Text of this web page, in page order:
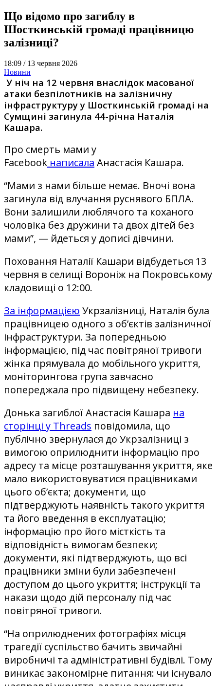
Що відомо про загиблу в
Шосткинській громаді працівницю
залізниці?
18:09 / 13 червня 2026
Новини
У ніч на 12 червня внаслідок масованої
атаки безпілотників на залізничну
інфраструктуру у Шосткинській громаді на
Сумщині загинула 44-річна Наталія
Кашара.
Про смерть мами у
Facebook написала Анастасія Кашара.
“Мами з нами більше немає. Вночі вона
загинула від влучання руснявого БПЛА.
Вони залишили люблячого та коханого
чоловіка без дружини та двох дітей без
мами”, — йдеться у дописі дівчини.
Поховання Наталії Кашари відбудеться 13
червня в селищі Вороніж на Покровському
кладовищі о 12:00.
За інформацією Укрзалізниці, Наталія була
працівницею одного з об’єктів залізничної
інфраструктури. За попередньою
інформацією, під час повітряної тривоги
жінка прямувала до мобільного укриття,
моніторингова група завчасно
попереджала про підвищену небезпеку.
Донька загиблої Анастасія Кашара на
сторінці у Threads повідомила, що
публічно звернулася до Укрзалізниці з
вимогою оприлюднити інформацію про
адресу та місце розташування укриття, яке
мало використовуватися працівниками
цього об’єкта; документи, що
підтверджують наявність такого укриття
та його введення в експлуатацію;
інформацію про його місткість та
відповідність вимогам безпеки;
документи, які підтверджують, що всі
працівники зміни були забезпечені
доступом до цього укриття; інструкції та
накази щодо дій персоналу під час
повітряної тривоги.
“На оприлюднених фотографіях місця
трагедії суспільство бачить звичайні
виробничі та адміністративні будівлі. Тому
виникає закономірне питання: чи існувало